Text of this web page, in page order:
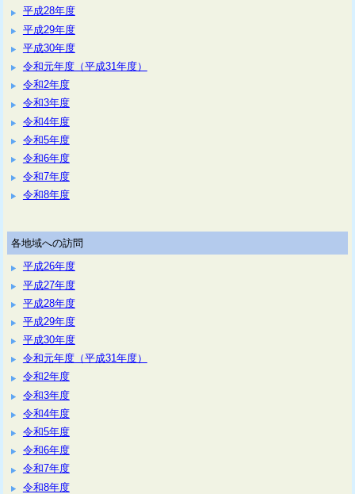
平成28年度
平成29年度
平成30年度
令和元年度（平成31年度）
令和2年度
令和3年度
令和4年度
令和5年度
令和6年度
令和7年度
令和8年度
各地域への訪問
平成26年度
平成27年度
平成28年度
平成29年度
平成30年度
令和元年度（平成31年度）
令和2年度
令和3年度
令和4年度
令和5年度
令和6年度
令和7年度
令和8年度